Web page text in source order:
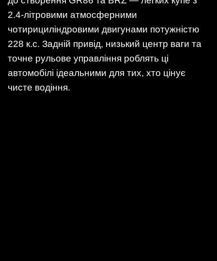
2.4-літровими атмосферними
чотирициліндровими двигунами потужністю
228 к.с. Задній привід, низький центр ваги та
точне рульове управління роблять ці
автомобілі ідеальними для тих, хто цінує
чисте водіння.